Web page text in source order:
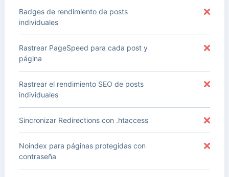
Badges de rendimiento de posts
individuales
Rastrear PageSpeed para cada post y
página
Rastrear el rendimiento SEO de posts
individuales
Sincronizar Redirections con .htaccess
Noindex para páginas protegidas con
contraseña